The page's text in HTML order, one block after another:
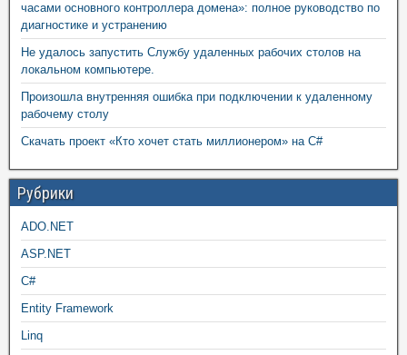
часами основного контроллера домена»: полное руководство по
диагностике и устранению
Не удалось запустить Службу удаленных рабочих столов на
локальном компьютере.
Произошла внутренняя ошибка при подключении к удаленному
рабочему столу
Скачать проект «Кто хочет стать миллионером» на C#
Рубрики
ADO.NET
ASP.NET
C#
Entity Framework
Linq